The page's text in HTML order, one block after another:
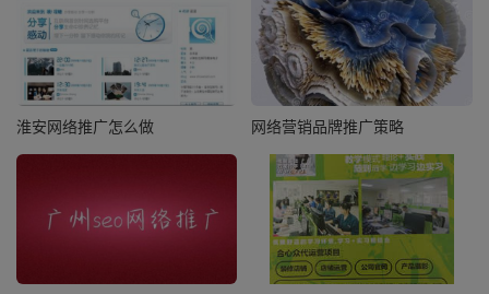
淮安网络推广怎么做 网络营销品牌推广策略